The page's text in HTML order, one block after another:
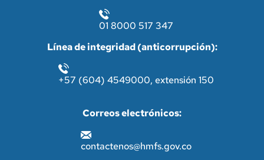
01 8000 517 347
Línea de integridad (anticorrupción):
+57 (604) 4549000, extensión 150
Correos electrónicos:
contactenos@hmfs.gov.co